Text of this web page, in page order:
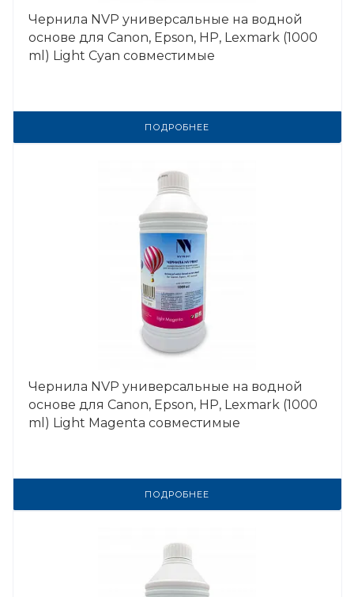
Чернила NVP универсальные на водной
основе для Сanon, Epson, НР, Lexmark (1000
ml) Light Cyan совместимые
ПОДРОБНЕЕ
Чернила NVP универсальные на водной
основе для Сanon, Epson, НР, Lexmark (1000
ml) Light Magenta совместимые
ПОДРОБНЕЕ